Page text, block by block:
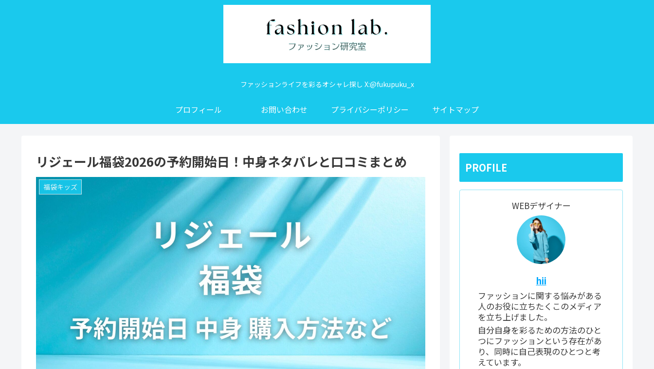
ファッションライフを彩るオシャレ探し X:@fukupuku_x
プロフィール お問い合わせ プライバシーポリシー サイトマップ
リジェール福袋2026の予約開始日！中身ネタバレと口コミまとめ
福袋キッズ
PROFILE
WEBデザイナー
hii
ファッションに関する悩みがある
人のお役に立ちたくこのメディア
を立ち上げました。
自分自身を彩るための方法のひと
つにファッションという存在があ
り、同時に自己表現のひとつと考
えています。